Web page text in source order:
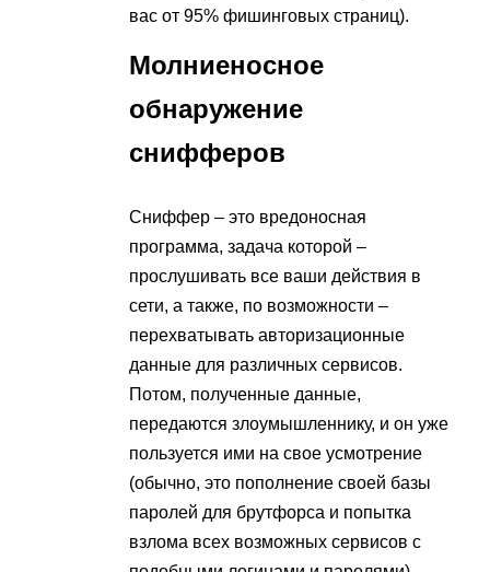
вас от 95% фишинговых страниц).
Молниеносное
обнаружение
снифферов
Сниффер – это вредоносная
программа, задача которой –
прослушивать все ваши действия в
сети, а также, по возможности –
перехватывать авторизационные
данные для различных сервисов.
Потом, полученные данные,
передаются злоумышленнику, и он уже
пользуется ими на свое усмотрение
(обычно, это пополнение своей базы
паролей для брутфорса и попытка
взлома всех возможных сервисов с